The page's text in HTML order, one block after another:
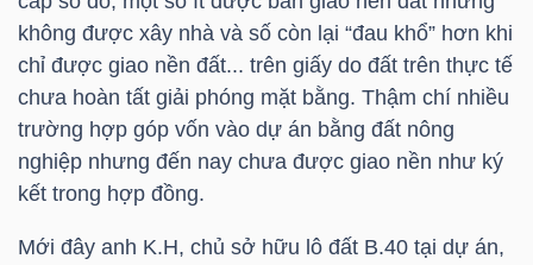
không được xây nhà và số còn lại “đau khổ” hơn khi
chỉ được giao nền đất... trên giấy do đất trên thực tế
chưa hoàn tất giải phóng mặt bằng. Thậm chí nhiều
trường hợp góp vốn vào dự án bằng đất nông
nghiệp nhưng đến nay chưa được giao nền như ký
kết trong hợp đồng.
Mới đây anh K.H, chủ sở hữu lô đất B.40 tại dự án,
TÀI
CHÍNH
CÁ
NHÂN